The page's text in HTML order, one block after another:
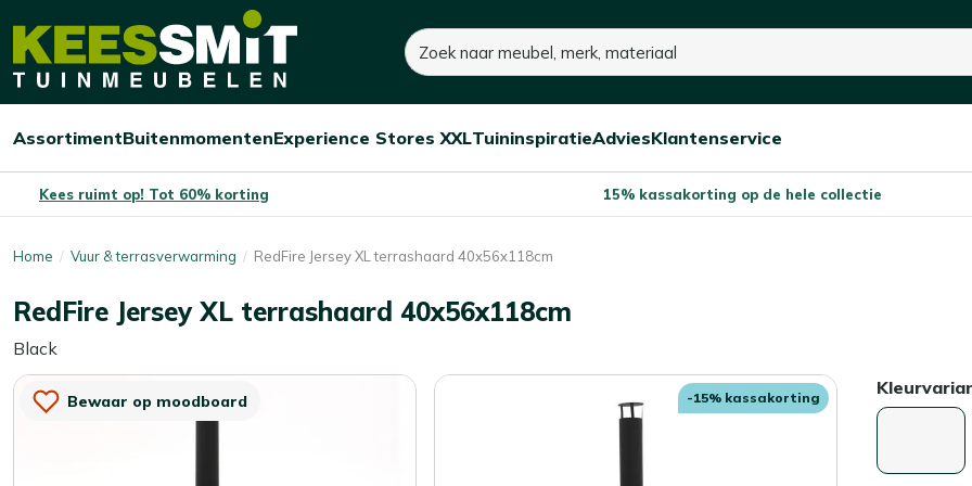
Kees
Tuinmeubelen
Zoeken
Open/sluit
Assortiment
Open/sluit
Buitenmomenten
Open/sluit
Experience Stores XXL
Open/sluit
Tuininspiratie
Open/sluit
Advies
Open/sluit
Klantenservice
Kees ruimt op! Tot 60% korting 15% kassakorting op de hele collectie
Home Vuur & terrasverwarming RedFire Jersey XL terrashaard 40x56x118cm
RedFire Jersey XL terrashaard 40x56x118cm
Black
Bewaar op moodboard -15% kassakorting
185,-